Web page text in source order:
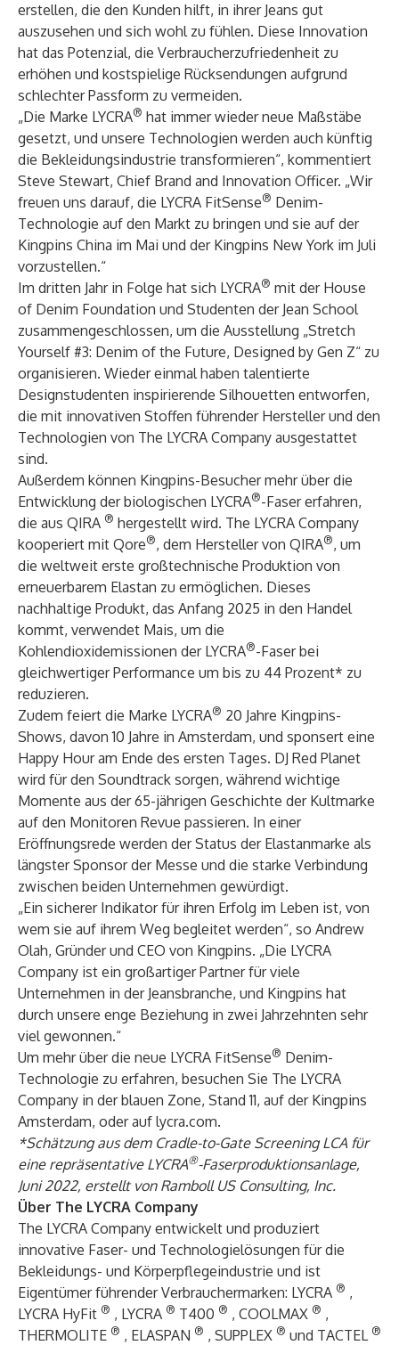
erstellen, die den Kunden hilft, in ihrer Jeans gut
auszusehen und sich wohl zu fühlen. Diese Innovation
hat das Potenzial, die Verbraucherzufriedenheit zu
erhöhen und kostspielige Rücksendungen aufgrund
schlechter Passform zu vermeiden.
„Die Marke LYCRA® hat immer wieder neue Maßstäbe
gesetzt, und unsere Technologien werden auch künftig
die Bekleidungsindustrie transformieren“, kommentiert
Steve Stewart, Chief Brand and Innovation Officer. „Wir
freuen uns darauf, die LYCRA FitSense® Denim-
Technologie auf den Markt zu bringen und sie auf der
Kingpins China im Mai und der Kingpins New York im Juli
vorzustellen.“
Im dritten Jahr in Folge hat sich LYCRA® mit der House
of Denim Foundation und Studenten der Jean School
zusammengeschlossen, um die Ausstellung „Stretch
Yourself #3: Denim of the Future, Designed by Gen Z“ zu
organisieren. Wieder einmal haben talentierte
Designstudenten inspirierende Silhouetten entworfen,
die mit innovativen Stoffen führender Hersteller und den
Technologien von The LYCRA Company ausgestattet
sind.
Außerdem können Kingpins-Besucher mehr über die
Entwicklung derbiologischen LYCRA®-Faser erfahren,
die aus QIRA ® hergestellt wird. The LYCRA Company
kooperiert mit Qore®, dem Hersteller von QIRA®, um
die weltweit erste großtechnische Produktion von
erneuerbarem Elastan zu ermöglichen. Dieses
nachhaltige Produkt, das Anfang 2025 in den Handel
kommt, verwendet Mais, um die
Kohlendioxidemissionen der LYCRA®-Faser bei
gleichwertiger Performance um bis zu 44 Prozent* zu
reduzieren.
Zudem feiert die Marke LYCRA® 20 Jahre Kingpins-
Shows, davon 10 Jahre in Amsterdam, und sponsert eine
Happy Hour am Ende des ersten Tages. DJ Red Planet
wird für den Soundtrack sorgen, während wichtige
Momente aus der 65-jährigen Geschichte der Kultmarke
auf den Monitoren Revue passieren. In einer
Eröffnungsrede werden der Status der Elastanmarke als
längster Sponsor der Messe und die starke Verbindung
zwischen beiden Unternehmen gewürdigt.
„Ein sicherer Indikator für ihren Erfolg im Leben ist, von
wem sie auf ihrem Weg begleitet werden“, so Andrew
Olah, Gründer und CEO von Kingpins. „Die LYCRA
Company ist ein großartiger Partner für viele
Unternehmen in der Jeansbranche, und Kingpins hat
durch unsere enge Beziehung in zwei Jahrzehnten sehr
viel gewonnen.“
Um mehr über die neue LYCRA FitSense® Denim-
Technologie zu erfahren, besuchen Sie The LYCRA
Company in der blauen Zone, Stand 11, auf der Kingpins
Amsterdam, oder auf lycra.com.
*Schätzung aus dem Cradle-to-Gate Screening LCA für
eine repräsentative LYCRA®-Faserproduktionsanlage,
Juni 2022, erstellt von Ramboll US Consulting, Inc.
Über The LYCRA Company
The LYCRA Company entwickelt und produziert
innovative Faser- und Technologielösungen für die
Bekleidungs- und Körperpflegeindustrie und ist
Eigentümer führender Verbrauchermarken: LYCRA ® ,
LYCRA HyFit ® , LYCRA ® T400 ® , COOLMAX ® ,
THERMOLITE ® , ELASPAN ® , SUPPLEX ® und TACTEL ®